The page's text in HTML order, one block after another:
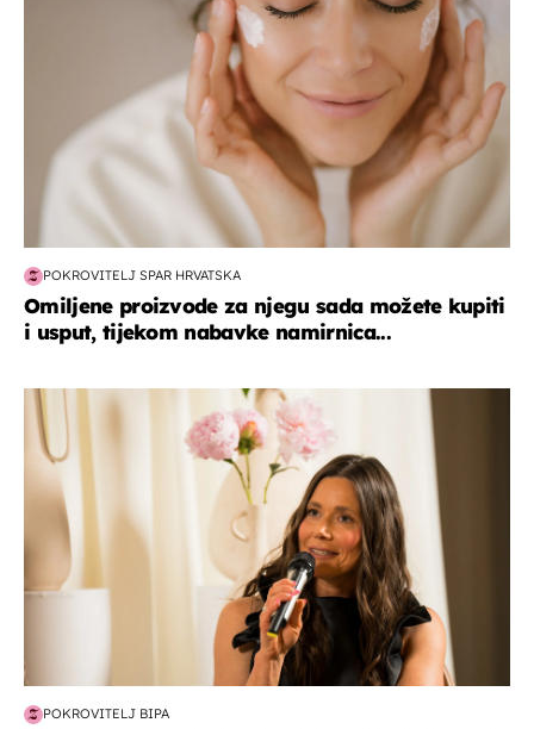
POKROVITELJ SPAR HRVATSKA
Omiljene proizvode za njegu sada možete kupiti
i usput, tijekom nabavke namirnica...
moda & ljepota
POKROVITELJ BIPA